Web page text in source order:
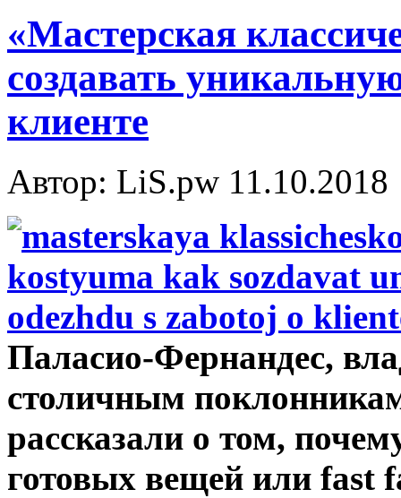
«Мастерская
создавать
клиенте
Автор: LiS.pw 11.10.2018
Паласио-Фернандес,
столичным
рассказали о том,
готовых вещей или fast